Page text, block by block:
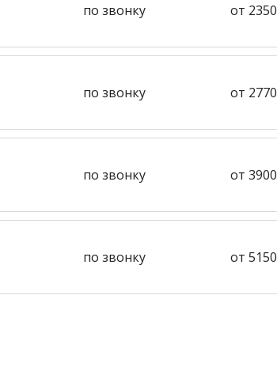
по звонку от 2350
по звонку от 2770
по звонку от 3900
по звонку от 5150